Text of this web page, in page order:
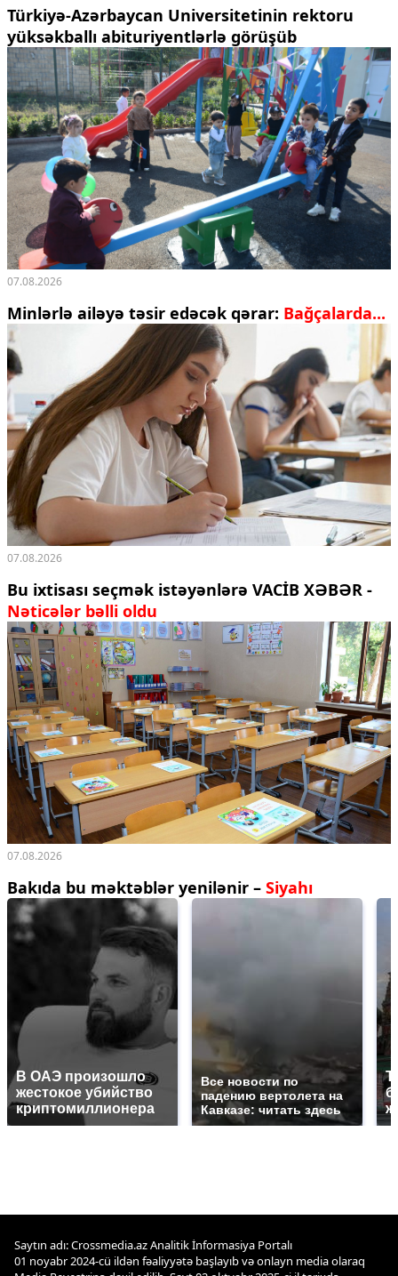
Türkiyə-Azərbaycan Universitetinin rektoru
yüksəkballı abituriyentlərlə görüşüb
07.08.2026
Minlərlə ailəyə təsir edəcək qərar: Bağçalarda...
07.08.2026
Bu ixtisası seçmək istəyənlərə VACİB XƏBƏR -
Nəticələr bəlli oldu
07.08.2026
Bakıda bu məktəblər yenilənir – Siyahı
В ОАЭ произошло
жестокое убийство
криптомиллионера
Все новости по
падению вертолета на
Кавказе: читать здесь
Saytın adı: Crossmedia.az Analitik İnformasiya Portalı
01 noyabr 2024-cü ildən fəaliyyətə başlayıb və onlayn media olaraq